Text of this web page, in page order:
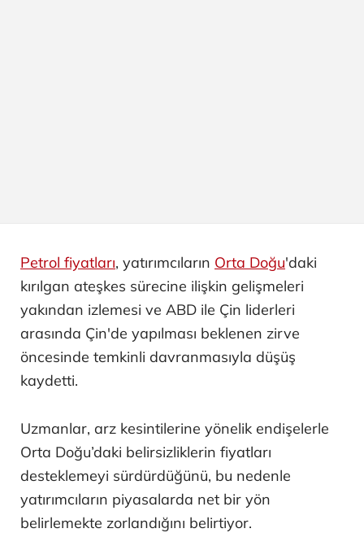
Petrol fiyatları, yatırımcıların Orta Doğu'daki
kırılgan ateşkes sürecine ilişkin gelişmeleri
yakından izlemesi ve ABD ile Çin liderleri
arasında Çin'de yapılması beklenen zirve
öncesinde temkinli davranmasıyla düşüş
kaydetti.
Uzmanlar, arz kesintilerine yönelik endişelerle
Orta Doğu’daki belirsizliklerin fiyatları
desteklemeyi sürdürdüğünü, bu nedenle
yatırımcıların piyasalarda net bir yön
belirlemekte zorlandığını belirtiyor.